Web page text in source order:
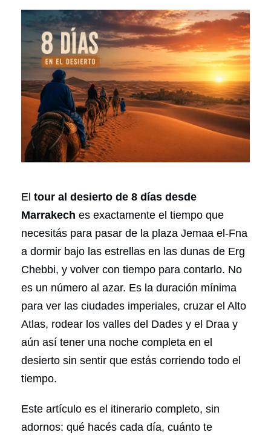
El tour al desierto de 8 días desde
Marrakech es exactamente el tiempo que
necesitás para pasar de la plaza Jemaa el-Fna
a dormir bajo las estrellas en las dunas de Erg
Chebbi, y volver con tiempo para contarlo. No
es un número al azar. Es la duración mínima
para ver las ciudades imperiales, cruzar el Alto
Atlas, rodear los valles del Dades y el Draa y
aún así tener una noche completa en el
desierto sin sentir que estás corriendo todo el
tiempo.
Este artículo es el itinerario completo, sin
adornos: qué hacés cada día, cuánto te